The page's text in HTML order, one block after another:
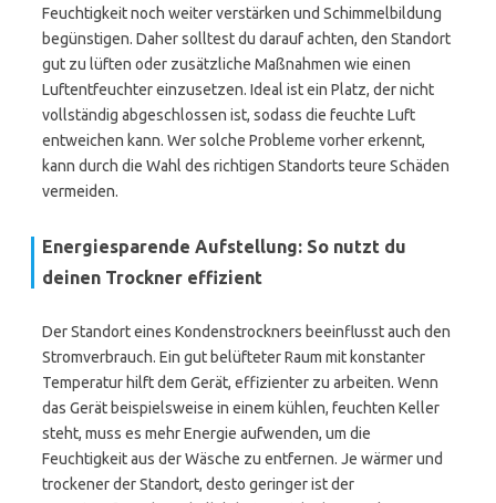
Feuchtigkeit noch weiter verstärken und Schimmelbildung
begünstigen. Daher solltest du darauf achten, den Standort
gut zu lüften oder zusätzliche Maßnahmen wie einen
Luftentfeuchter einzusetzen. Ideal ist ein Platz, der nicht
vollständig abgeschlossen ist, sodass die feuchte Luft
entweichen kann. Wer solche Probleme vorher erkennt,
kann durch die Wahl des richtigen Standorts teure Schäden
vermeiden.
Energiesparende Aufstellung: So nutzt du
deinen Trockner effizient
Der Standort eines Kondenstrockners beeinflusst auch den
Stromverbrauch. Ein gut belüfteter Raum mit konstanter
Temperatur hilft dem Gerät, effizienter zu arbeiten. Wenn
das Gerät beispielsweise in einem kühlen, feuchten Keller
steht, muss es mehr Energie aufwenden, um die
Feuchtigkeit aus der Wäsche zu entfernen. Je wärmer und
trockener der Standort, desto geringer ist der